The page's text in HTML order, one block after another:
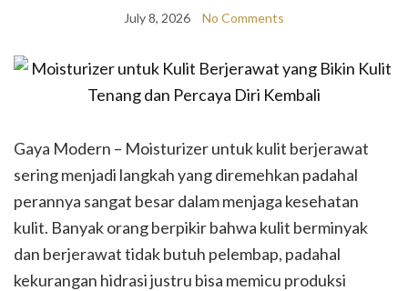
July 8, 2026 No Comments
Gaya Modern – Moisturizer untuk kulit berjerawat
sering menjadi langkah yang diremehkan padahal
perannya sangat besar dalam menjaga kesehatan
kulit. Banyak orang berpikir bahwa kulit berminyak
dan berjerawat tidak butuh pelembap, padahal
kekurangan hidrasi justru bisa memicu produksi